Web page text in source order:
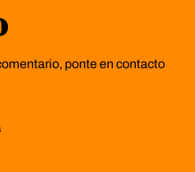
ponte en contacto